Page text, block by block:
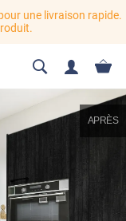
une livraison rapide.
APRÈS